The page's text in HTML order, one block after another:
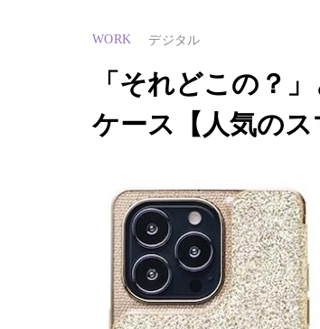
WORK デジタル
「それどこの？
ケース【人気の